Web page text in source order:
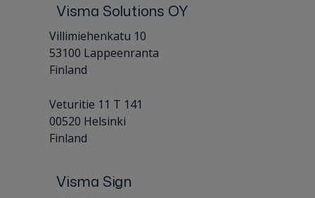
Visma Solutions OY
Villimiehenkatu 10
53100 Lappeenranta
Finland
Veturitie 11 T 141
00520 Helsinki
Finland
Visma Sign